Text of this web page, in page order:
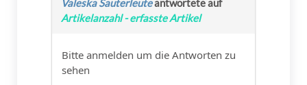
Valeska Sauterleuteantwortete auf
Artikelanzahl - erfasste Artikel
Bitte anmelden um die Antworten zu
sehen